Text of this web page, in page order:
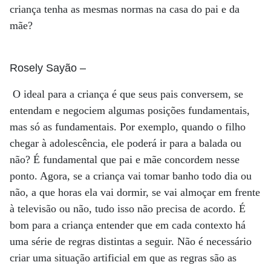
criança tenha as mesmas normas na casa do pai e da
mãe?
Rosely Sayão –
O ideal para a criança é que seus pais conversem, se
entendam e negociem algumas posições fundamentais,
mas só as fundamentais. Por exemplo, quando o filho
chegar à adolescência, ele poderá ir para a balada ou
não? É fundamental que pai e mãe concordem nesse
ponto. Agora, se a criança vai tomar banho todo dia ou
não, a que horas ela vai dormir, se vai almoçar em frente
à televisão ou não, tudo isso não precisa de acordo. É
bom para a criança entender que em cada contexto há
uma série de regras distintas a seguir. Não é necessário
criar uma situação artificial em que as regras são as